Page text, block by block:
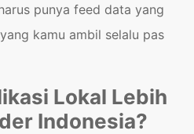
punya feed data yang
kamu ambil selalu pas
Lokal Lebih
Indonesia?